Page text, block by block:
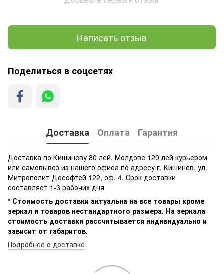
Написать отзыв
Поделиться в соцсетях
Доставка Оплата Гарантия
Доставка по Кишиневу 80 лей, Молдове 120 лей курьером
или самовывоз из нашего офиса по адресу г. Кишинев, ул.
Митрополит Дософтей 122, оф. 4. Срок доставки
составляет 1-3 рабочих дня
* Стоимость доставки актуальна на все товары кроме
зеркал и товаров нестандартного размера. На зеркала
стоимость доставки рассчитывается индивидуально и
зависит от габаритов.
Подробнее о доставке